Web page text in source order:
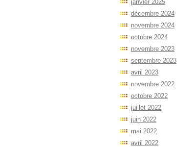
janvier 2025
décembre 2024
novembre 2024
octobre 2024
novembre 2023
septembre 2023
avril 2023
novembre 2022
octobre 2022
juillet 2022
juin 2022
mai 2022
avril 2022